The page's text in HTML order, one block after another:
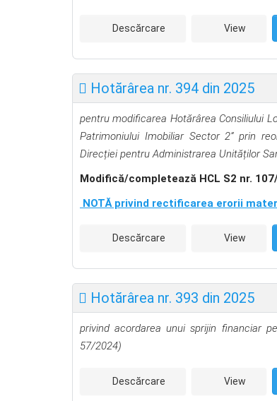
Descărcare View
Hotărârea nr. 394 din 2025
pentru modificarea Hotărârea Consiliului
Patrimoniului Imobiliar Sector 2” prin
Direcției pentru Administrarea Unităților
Modifică/completează HCL S2 nr.
NOTĂ privind rectificarea erorii
Descărcare View
Hotărârea nr. 393 din 2025
privind acordarea unui sprijin financiar
57/2024)
Descărcare View